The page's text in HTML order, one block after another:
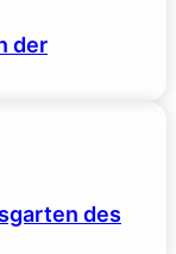
der
des